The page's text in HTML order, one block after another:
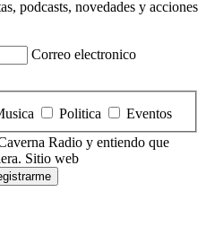
podcasts, novedades y acciones
Correo electronico
Politica
Eventos
Radio y entiendo que
Sitio web